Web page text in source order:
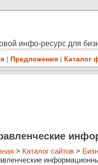
инфо-ресурс для
| Предложения | Каталог
> Каталог сайтов >